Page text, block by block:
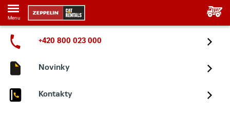
Menu
+420 800 023 000
Novinky
Kontakty